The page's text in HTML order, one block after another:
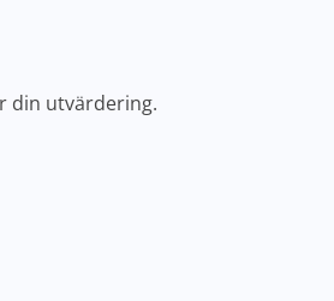
din utvärdering.